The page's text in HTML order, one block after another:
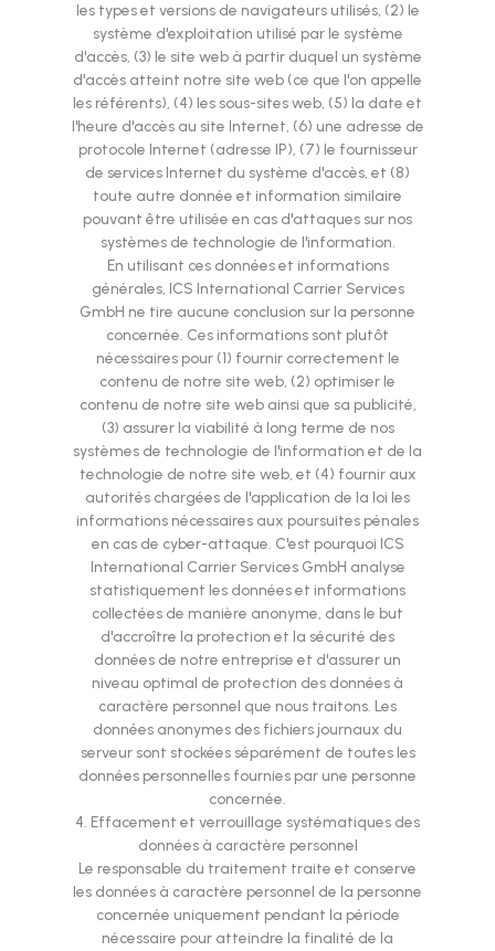
les types et versions de navigateurs utilisés, (2) le
système d'exploitation utilisé par le système
d'accès, (3) le site web à partir duquel un système
d'accès atteint notre site web (ce que l'on appelle
les référents), (4) les sous-sites web, (5) la date et
l'heure d'accès au site Internet, (6) une adresse de
protocole Internet (adresse IP), (7) le fournisseur
de services Internet du système d'accès, et (8)
toute autre donnée et information similaire
pouvant être utilisée en cas d'attaques sur nos
systèmes de technologie de l'information.
En utilisant ces données et informations
générales, ICS International Carrier Services
GmbH ne tire aucune conclusion sur la personne
concernée. Ces informations sont plutôt
nécessaires pour (1) fournir correctement le
contenu de notre site web, (2) optimiser le
contenu de notre site web ainsi que sa publicité,
(3) assurer la viabilité à long terme de nos
systèmes de technologie de l'information et de la
technologie de notre site web, et (4) fournir aux
autorités chargées de l'application de la loi les
informations nécessaires aux poursuites pénales
en cas de cyber-attaque. C'est pourquoi ICS
International Carrier Services GmbH analyse
statistiquement les données et informations
collectées de manière anonyme, dans le but
d'accroître la protection et la sécurité des
données de notre entreprise et d'assurer un
niveau optimal de protection des données à
caractère personnel que nous traitons. Les
données anonymes des fichiers journaux du
serveur sont stockées séparément de toutes les
données personnelles fournies par une personne
concernée.
4. Effacement et verrouillage systématiques des
données à caractère personnel
Le responsable du traitement traite et conserve
les données à caractère personnel de la personne
concernée uniquement pendant la période
nécessaire pour atteindre la finalité de la